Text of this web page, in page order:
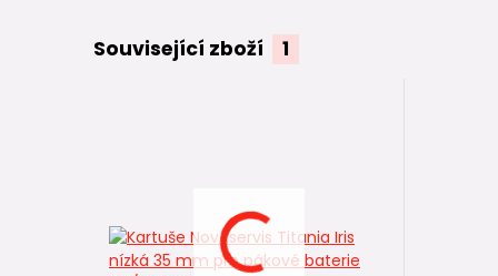
Související zboží 1